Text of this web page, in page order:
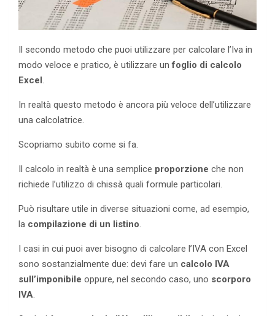
Il secondo metodo che puoi utilizzare per calcolare l’Iva in
modo veloce e pratico, è utilizzare unfoglio di calcolo
Excel .
In realtà questo metodo è ancora più veloce dell’utilizzare
una calcolatrice.
Scopriamo subito come si fa.
Il calcolo in realtà è una semplice proporzione che non
richiede l’utilizzo di chissà quali formule particolari.
Può risultare utile in diverse situazioni come, ad esempio,
la compilazione di un listino.
I casi in cui puoi aver bisogno di calcolare l’IVA con Excel
sono sostanzialmente due: devi fare un calcolo IVA
sull’imponibile oppure, nel secondo caso, uno scorporo
IVA.